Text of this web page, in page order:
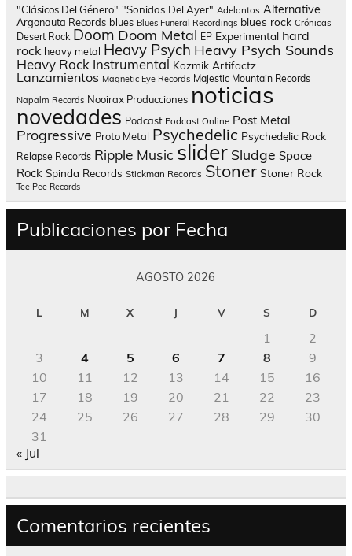
"Clásicos Del Género" "Sonidos Del Ayer" Adelantos Alternative
Argonauta Records blues Blues Funeral Recordings blues rock Crónicas
Desert Rock Doom Doom Metal EP Experimental hard
rock heavy metal Heavy Psych Heavy Psych Sounds
Heavy Rock Instrumental Kozmik Artifactz
Lanzamientos Magnetic Eye Records Majestic Mountain Records
Napalm Records Nooirax Producciones noticias
novedades Podcast Podcast Online Post Metal
Progressive Proto Metal Psychedelic Psychedelic Rock
Relapse Records Ripple Music slider Sludge Space
Rock Spinda Records Stickman Records Stoner Stoner Rock
Tee Pee Records
Publicaciones por Fecha
AGOSTO 2026
L M X J V S D
1
2
3
4 5 6 7 8
9
10
11 12 13 14 15
16
17
18 19 20 21 22
23
24
25 26 27 28 29
30
31
« Jul
Comentarios recientes